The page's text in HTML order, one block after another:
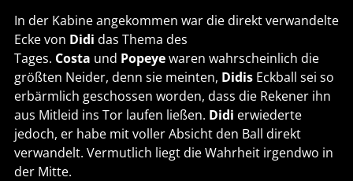
In der Kabine angekommen war die direkt verwandelte
Ecke von Didi das Thema des
Tages. Costa und Popeyewaren wahrscheinlich die
größten Neider, denn sie meinten, DidisEckball sei so
erbärmlich geschossen worden, dass die Rekener ihn
aus Mitleid ins Tor laufen ließen. Didi erwiederte
jedoch, er habe mit voller Absicht den Ball direkt
verwandelt. Vermutlich liegt die Wahrheit irgendwo in
der Mitte.